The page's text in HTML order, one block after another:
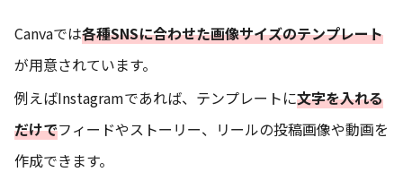
Canvaでは各種SNSに合わせた画像サイズのテンプレート
が用意されています。
例えばInstagramであれば、テンプレートに文字を入れる
だけでフィードやストーリー、リールの投稿画像や動画を
作成できます。